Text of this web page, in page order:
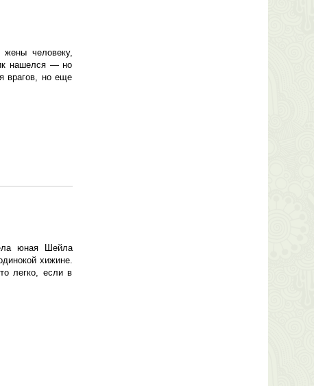
жены человеку,
нашелся — но
врагов, но еще
юная Шейла
хижине.
легко, если в